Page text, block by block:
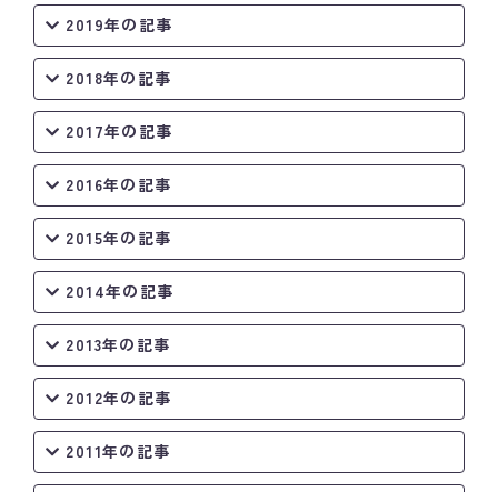
2019年の記事
2018年の記事
2017年の記事
2016年の記事
2015年の記事
2014年の記事
2013年の記事
2012年の記事
2011年の記事